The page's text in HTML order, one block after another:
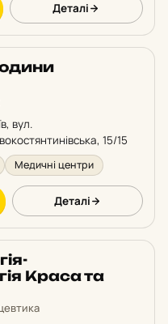
Деталі
вул.
15/15
Медичні центри
Деталі
Краса та